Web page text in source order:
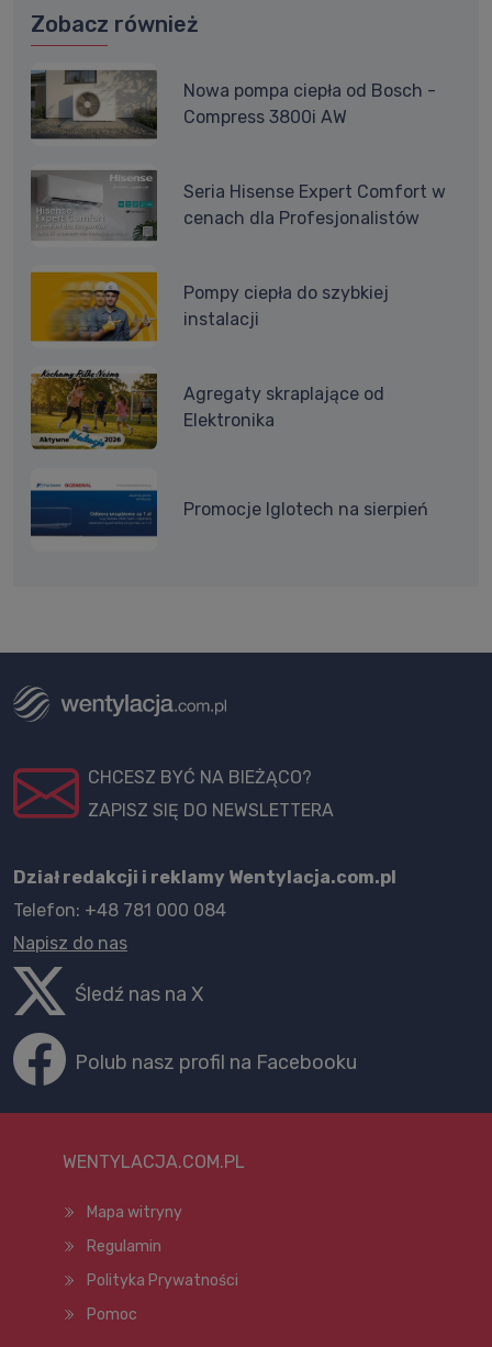
Zobacz również
Nowa pompa ciepła od Bosch -
Compress 3800i AW
Seria Hisense Expert Comfort w
cenach dla Profesjonalistów
Pompy ciepła do szybkiej
instalacji
Agregaty skraplające od
Elektronika
Promocje Iglotech na sierpień
CHCESZ BYĆ NA BIEŻĄCO?
ZAPISZ SIĘ DO NEWSLETTERA
Dział redakcji i reklamy Wentylacja.com.pl
Telefon: +48 781 000 084
Napisz do nas
Śledź nas na X
Polub nasz profil na Facebooku
WENTYLACJA.COM.PL
Mapa witryny
Regulamin
Polityka Prywatności
Pomoc